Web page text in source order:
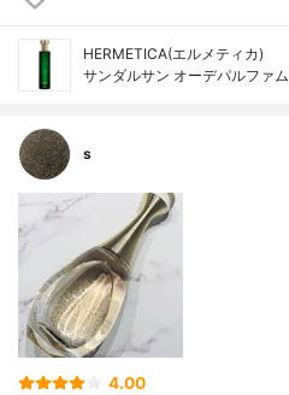
HERMETICA(エルメティカ)
サンダルサン オーデパルファム
s
4.00